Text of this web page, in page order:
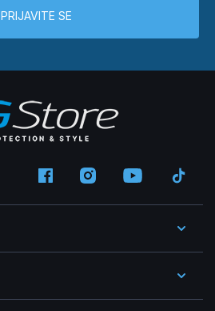
PRIJAVITE SE